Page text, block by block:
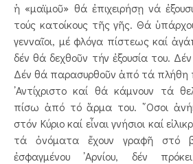
ἡ «μαϊμοῦ» θά ἐπιχειρήσῃ νά
τούς κατοίκους τῆς γῆς. Θά
γενναῖοι, μέ φλόγα πίστεως καί
δέν θά δεχθοῦν τήν ἐξουσία του.
Δέν θά παρασυρθοῦν ἀπό τά πλήθη
᾿Αντίχριστο καί θά κάμνουν τά
πίσω ἀπό τό ἅρμα του. ῞Οσοι
στόν Κύριο καί εἶναι γνήσιοι καί
τά ὀνόματα ἔχουν γραφῆ στό
ἐσφαγμένου ᾿Αρνίου, δέν